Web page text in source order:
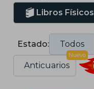
Libros Físicos
Estado: Todos
Anticuarios
Nuevo